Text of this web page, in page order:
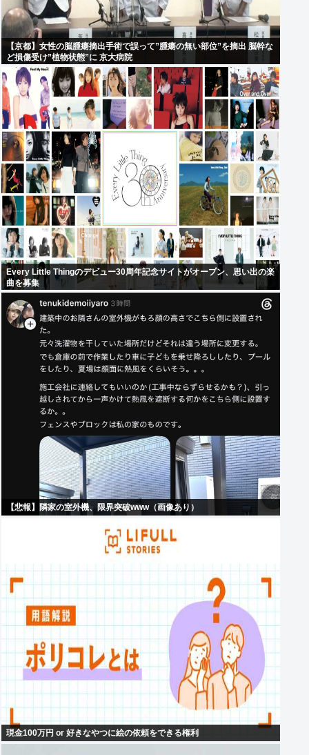
【京都】女性の脳腫瘍摘出手術で誤って”腫瘍の無い部位”を摘出 脳幹な
ど損傷受け”植物状態”に 京大病院
Every Little Thingのデビュー30周年記念サイトがオープン、思い出の楽
曲を募集
【悲報】隣家の室外機、限界突破www（画像あり）
現金100万円 or 好きなやつに絵の依頼をできる権利